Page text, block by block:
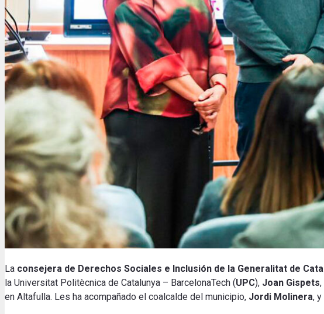
La consejera de Derechos Sociales e Inclusión de la Generalitat de
la Universitat Politècnica de Catalunya – BarcelonaTech (UPC), Joan Gispets
en Altafulla. Les ha acompañado el coalcalde del municipio, Jordi Molinera,